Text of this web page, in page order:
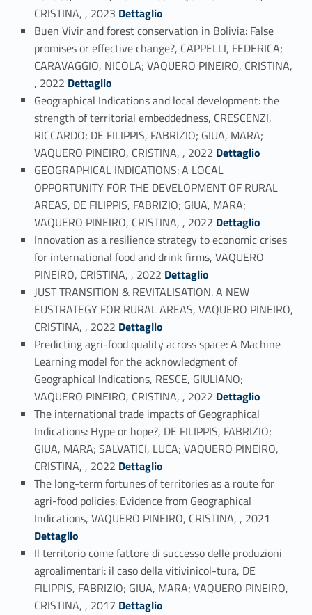
CRISTINA, , 2023 Link identifier #identifier_person_112442-15
Dettaglio
Buen Vivir and forest conservation in Bolivia: False
promises or effective change?, CAPPELLI, FEDERICA;
CARAVAGGIO, NICOLA; VAQUERO PINEIRO, CRISTINA,
, 2022 Link identifier #identifier_person_23900-16
Dettaglio
Geographical Indications and local development: the
strength of territorial embeddedness, CRESCENZI,
RICCARDO; DE FILIPPIS, FABRIZIO; GIUA, MARA;
VAQUERO PINEIRO, CRISTINA, , 2022 Link identifier #identifier_person_35390-17
Dettaglio
GEOGRAPHICAL INDICATIONS: A LOCAL
OPPORTUNITY FOR THE DEVELOPMENT OF RURAL
AREAS, DE FILIPPIS, FABRIZIO; GIUA, MARA;
VAQUERO PINEIRO, CRISTINA, , 2022 Link identifier #identifier_person_155834-18
Dettaglio
Innovation as a resilience strategy to economic crises
for international food and drink firms, VAQUERO
PINEIRO, CRISTINA, , 2022 Link identifier #identifier_person_83135-19
Dettaglio
JUST TRANSITION & REVITALISATION. A NEW
EUSTRATEGY FOR RURAL AREAS, VAQUERO PINEIRO,
CRISTINA, , 2022 Link identifier #identifier_person_107570-20
Dettaglio
Predicting agri-food quality across space: A Machine
Learning model for the acknowledgment of
Geographical Indications, RESCE, GIULIANO;
VAQUERO PINEIRO, CRISTINA, , 2022 Link identifier #identifier_person_63-21
Dettaglio
The international trade impacts of Geographical
Indications: Hype or hope?, DE FILIPPIS, FABRIZIO;
GIUA, MARA; SALVATICI, LUCA; VAQUERO PINEIRO,
CRISTINA, , 2022 Link identifier #identifier_person_123524-22
Dettaglio
The long-term fortunes of territories as a route for
agri-food policies: Evidence from Geographical
Indications, VAQUERO PINEIRO, CRISTINA, , 2021
Dettaglio
Il territorio come fattore di successo delle produzioni
agroalimentari: il caso della vitivinicol-tura, DE
FILIPPIS, FABRIZIO; GIUA, MARA; VAQUERO PINEIRO,
CRISTINA, , 2017 Link identifier #identifier_person_153253-24
Dettaglio